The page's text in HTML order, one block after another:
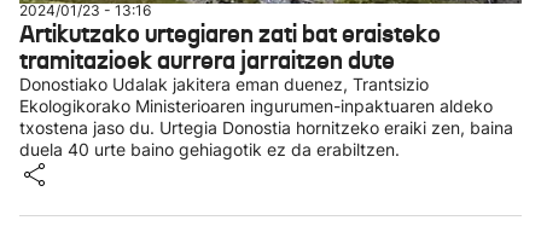
2024/01/23 - 13:16
Artikutzako urtegiaren zati bat eraisteko
tramitazioek aurrera jarraitzen dute
Donostiako Udalak jakitera eman duenez, Trantsizio
Ekologikorako Ministerioaren ingurumen-inpaktuaren aldeko
txostena jaso du. Urtegia Donostia hornitzeko eraiki zen, baina
duela 40 urte baino gehiagotik ez da erabiltzen.